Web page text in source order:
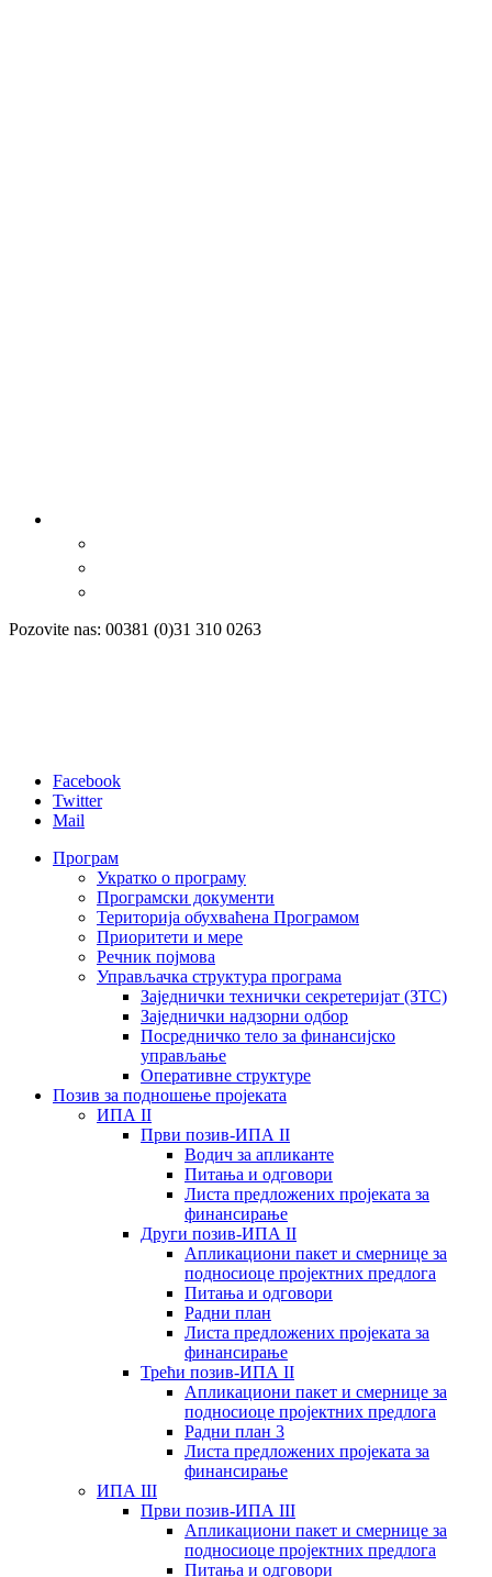
Pozovite nas: 00381 (0)31 310 0263
Facebook
Twitter
Mail
Програм
Укратко о програму
Програмски документи
Територија обухваћена Програмом
Приоритети и мере
Речник појмова
Управљачка структура програма
Заједнички технички секретеријат (ЗТС)
Заједнички надзорни одбор
Посредничко тело за финансијско
управљање
Oперативне структуре
Позив за подношење пројеката
ИПА II
Први позив-ИПА II
Водич за апликанте
Питања и одговори
Листа предложених пројеката за
финансирање
Други позив-ИПА II
Апликациони пакет и смернице за
подносиоце пројектних предлога
Питања и одговори
Радни план
Листа предложених пројеката за
финансирање
Трећи позив-ИПА II
Апликациони пакет и смернице за
подносиоце пројектних предлога
Радни план 3
Листа предложених пројеката за
финансирање
ИПА III
Први позив-ИПА III
Апликациони пакет и смернице за
подносиоце пројектних предлога
Питања и одговори